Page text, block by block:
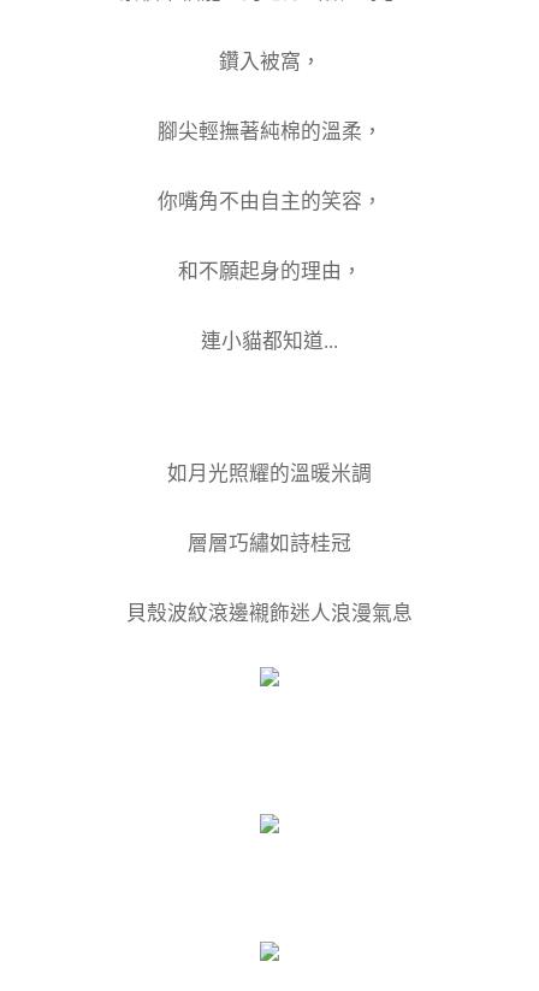
鑽入被窩，
腳尖輕撫著純棉的溫柔，
你嘴角不由自主的笑容，
和不願起身的理由，
連小貓都知道...
如月光照耀的溫暖米調
層層巧繡如詩桂冠
貝殼波紋滾邊襯飾迷人浪漫氣息